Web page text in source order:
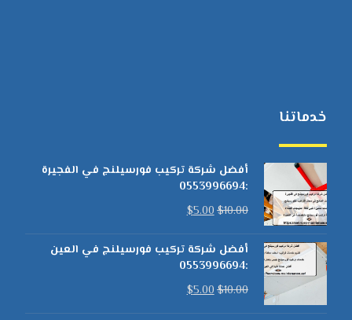
خدماتنا
أفضل شركة تركيب فورسيلنج في الفجيرة
:0553996694
$10.00
$5.00
أفضل شركة تركيب فورسيلنج في العين
:0553996694
$10.00
$5.00